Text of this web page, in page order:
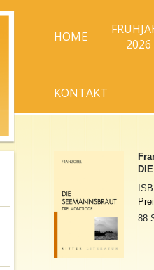
HOME
2026
KONTAKT
88